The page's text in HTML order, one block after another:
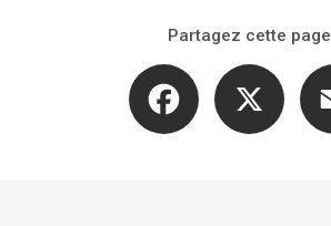
Partagez cette page
Facebook